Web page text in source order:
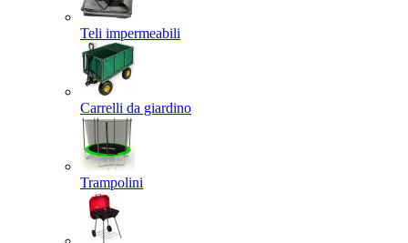
Teli impermeabili
Carrelli da giardino
Trampolini